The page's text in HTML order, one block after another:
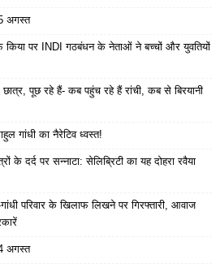
अगस्त
किया पर INDI गठबंधन के नेताओं ने बच्चों और युवतियों
पूछ रहे हैं- कब पहुंच रहे हैं रांची, कब से बिरयानी
गांधी का नैरेटिव ध्वस्त!
दर्द पर सन्नाटा: सेलिब्रिटी का यह दोहरा रवैया
परिवार के खिलाफ लिखने पर गिरफ्तारी, आवाज
अगस्त